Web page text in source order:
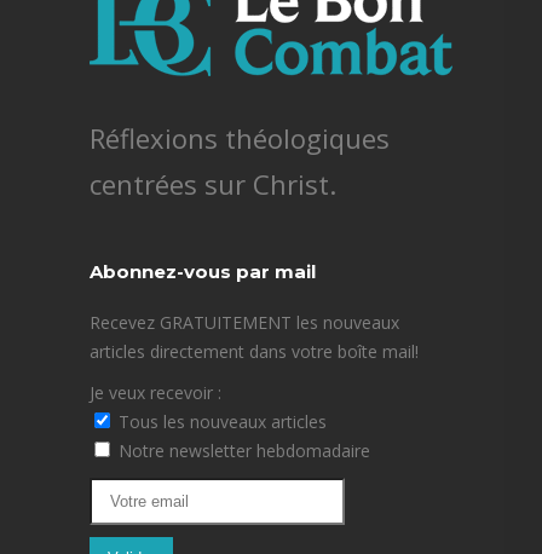
Réflexions théologiques
centrées sur Christ.
Abonnez-vous par mail
Recevez GRATUITEMENT les nouveaux
articles directement dans votre boîte mail!
Je veux recevoir :
Tous les nouveaux articles
Notre newsletter hebdomadaire